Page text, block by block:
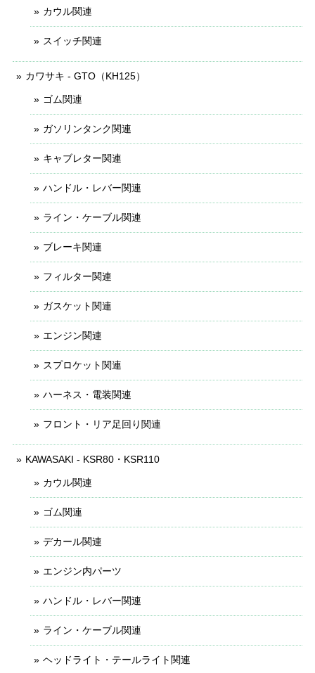
カウル関連
スイッチ関連
カワサキ - GTO（KH125）
ゴム関連
ガソリンタンク関連
キャブレター関連
ハンドル・レバー関連
ライン・ケーブル関連
ブレーキ関連
フィルター関連
ガスケット関連
エンジン関連
スプロケット関連
ハーネス・電装関連
フロント・リア足回り関連
KAWASAKI - KSR80・KSR110
カウル関連
ゴム関連
デカール関連
エンジン内パーツ
ハンドル・レバー関連
ライン・ケーブル関連
ヘッドライト・テールライト関連